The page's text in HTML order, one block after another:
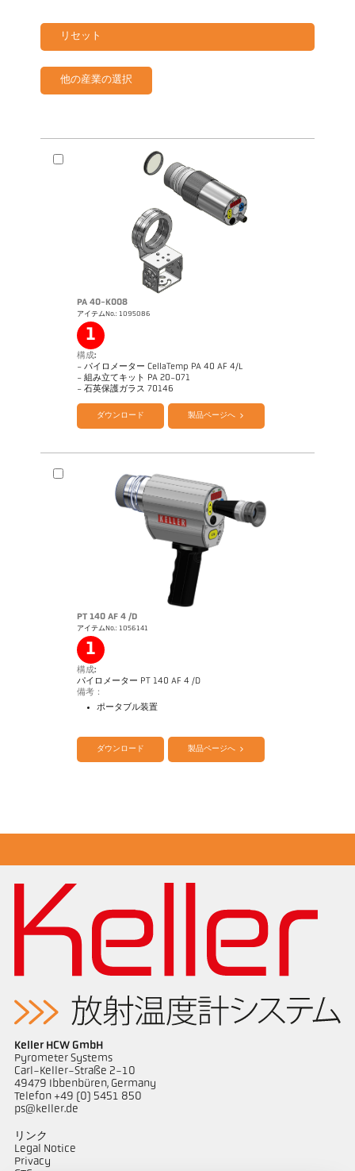
リセット
他の産業の選択
PA 40-K008
アイテムNo.: 1095086
1
構成:
- パイロメーター CellaTemp PA 40 AF 4/L
- 組み立てキット PA 20-071
- 石英保護ガラス 70146
カタログ CellaTemp PA 図面 PA 40-K008
ダウンロード 製品ページへ
PT 140 AF 4 /D
アイテムNo.: 1056141
1
構成:
パイロメーター PT 140 AF 4 /D
備考：
ポータブル装置
ダウンロード 製品ページへ
Keller HCW GmbH
Pyrometer Systems
Carl-Keller-Straße 2-10
49479 Ibbenbüren, Germany
Telefon +49 (0) 5451 850
ps@keller.de
リンク
Legal Notice
Privacy